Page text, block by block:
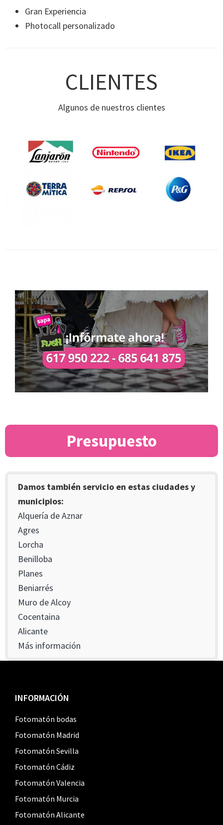
Gran Experiencia
Photocall personalizado
CLIENTES
Algunos de nuestros clientes
Presupuesto
Damos también servicio en estas ciudades y
municipios:
Alquería de Aznar
Agres
Lorcha
Benilloba
Planes
Beniarrés
Muro de Alcoy
Cocentaina
Alicante
Más información
Footer
INFORMACIÓN
Fotomatón bodas
Fotomatón Madrid
Fotomatón Sevilla
Fotomatón Cádiz
Fotomatón Valencia
Fotomatón Murcia
Fotomatón Alicante